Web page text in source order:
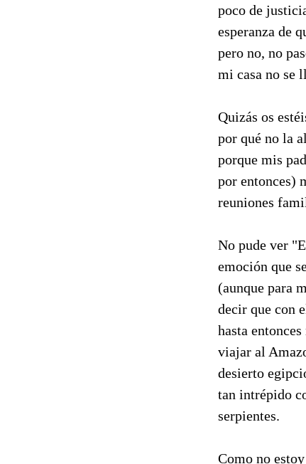
poco de
esperanza de
pero no, no
mi casa no se
Quizás os
por qué no la
porque mis
por entonces)
reuniones
No pude ver
emoción que
(aunque para
decir que con
hasta
viajar al
desierto
tan intrépido
serpientes.
Como no